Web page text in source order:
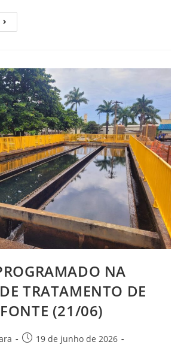
NA
TRATAMENTO DE
(21/06)
19 de junho de 2026